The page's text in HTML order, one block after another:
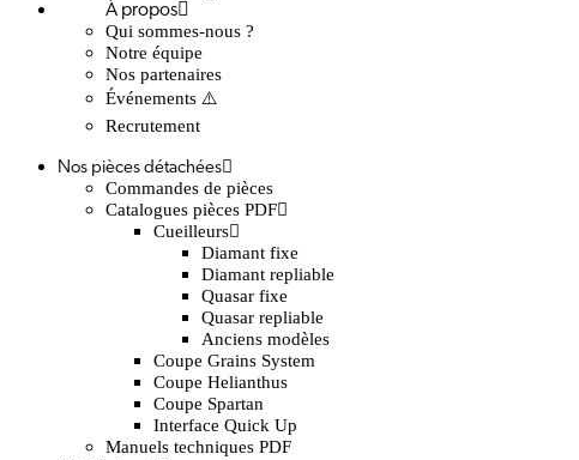
À propos
Qui sommes-nous ?
Notre équipe
Nos partenaires
Événements ⚠️
Recrutement
Nos pièces détachées
Commandes de pièces
Catalogues pièces PDF
Cueilleurs
Diamant fixe
Diamant repliable
Quasar fixe
Quasar repliable
Anciens modèles
Coupe Grains System
Coupe Helianthus
Coupe Spartan
Interface Quick Up
Manuels techniques PDF